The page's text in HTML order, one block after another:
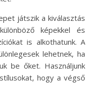
játszik a kiválasztás
képekkel és
is alkothatunk. A
lehetnek, ha
be őket. Használjunk
hogy a végső